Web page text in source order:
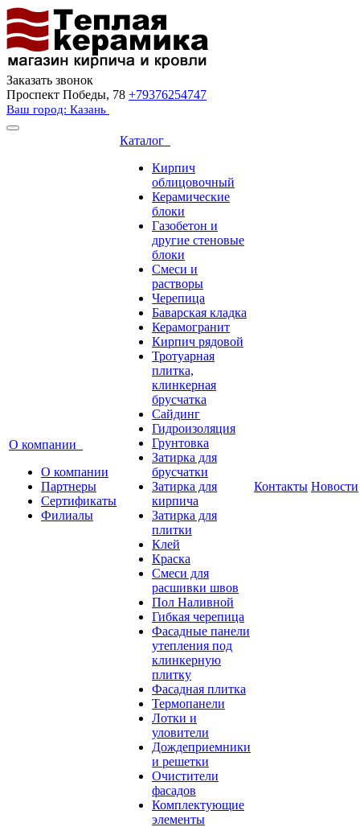
Заказать звонок
Проспект Победы, 78 +79376254747
Ваш город: Казань
О компании
О компании
Партнеры
Сертификаты
Филиалы
Каталог
Кирпич
облицовочный
Керамические
блоки
Газобетон и
другие стеновые
блоки
Смеси и
растворы
Черепица
Баварская кладка
Керамогранит
Кирпич рядовой
Тротуарная
плитка,
клинкерная
брусчатка
Сайдинг
Гидроизоляция
Грунтовка
Затирка для
брусчатки
Затирка для
кирпича
Затирка для
плитки
Клей
Краска
Смеси для
расшивки швов
Пол Наливной
Гибкая черепица
Фасадные панели
утепления под
клинкерную
плитку
Фасадная плитка
Термопанели
Лотки и
уловители
Дождеприемники
и решетки
Очистители
фасадов
Комплектующие
элементы
Контакты Новости